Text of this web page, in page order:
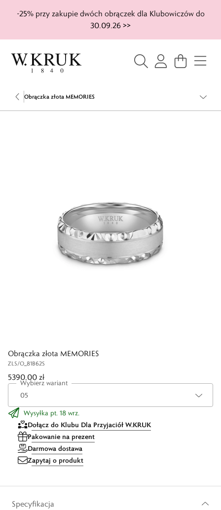
-25% przy zakupie dwóch obrączek dla Klubowiczów do
30.09.26 >>
Obrączka złota MEMORIES
Obrączka złota MEMORIES
ZLS/O_81B62S
5390,00 zł
Wybierz wariant
Wysyłka pt. 18 wrz.
Dołącz do Klubu Dla Przyjaciół W.KRUK
Pakowanie na prezent
Darmowa dostawa
Zapytaj o produkt
Specyfikacja